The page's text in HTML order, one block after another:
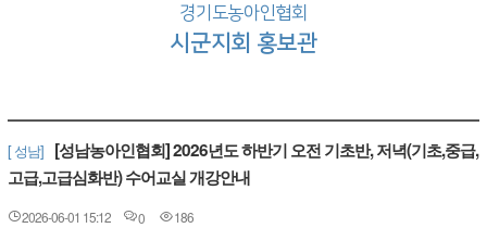
경기도농아인협회
시군지회 홍보관
[ 성남] [성남농아인협회] 2026년도 하반기 오전 기초반, 저녁(기초,중급,
고급,고급심화반) 수어교실 개강안내
2026-06-01 15:12 0 186